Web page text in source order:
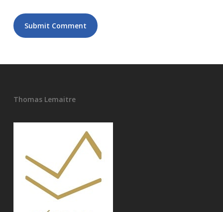
Thomas Lemaitre